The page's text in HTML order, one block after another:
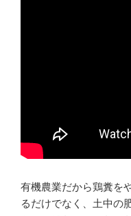
有機農業だから鶏糞を
るだけでなく、土中の